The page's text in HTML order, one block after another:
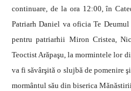
continuare, de la ora 12:00, în
Patriarh Daniel va oficia Te
pentru patriarhii Miron Cristea,
Teoctist Arăpaşu, la mormintele lor
va fi săvârşită o slujbă de pomenire
mormântul său din biserica